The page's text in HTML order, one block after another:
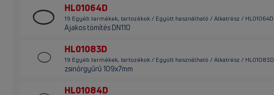
HL01064D
19 Egyéb termékek, tartozékok / Együtt használható / Alkatrész / HL01064D
Ajakos tömítés DN110
HL01083D
19 Egyéb termékek, tartozékok / Együtt használható / Alkatrész / HL01083D
zsinórgyűrű 109x7mm
HL01084D